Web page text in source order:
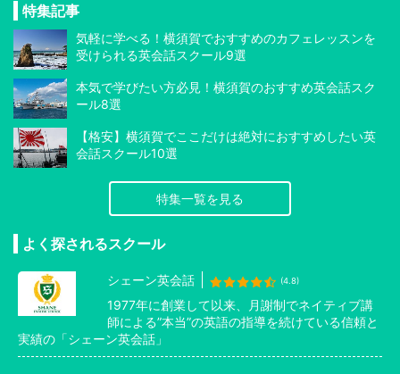
特集記事
気軽に学べる！横須賀でおすすめのカフェレッスンを
受けられる英会話スクール9選
本気で学びたい方必見！横須賀のおすすめ英会話スク
ール8選
【格安】横須賀でここだけは絶対におすすめしたい英
会話スクール10選
特集一覧を見る
よく探されるスクール
シェーン英会話 (4.8)
1977年に創業して以来、月謝制でネイティブ講
師による”本当”の英語の指導を続けている信頼と
実績の「シェーン英会話」